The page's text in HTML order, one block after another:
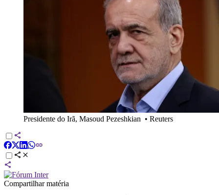
Presidente do Irã, Masoud Pezeshkian • Reuters
Compartilhar matéria